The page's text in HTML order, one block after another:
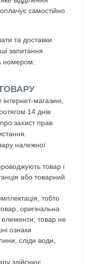
самостійно
та доставки
запитання.
номером:
магазині,
14 днів
захист прав
належної
товар і
або товарний
тобто
оригінальна
елементи; товар не
ознаки
сліди води,
здійснює